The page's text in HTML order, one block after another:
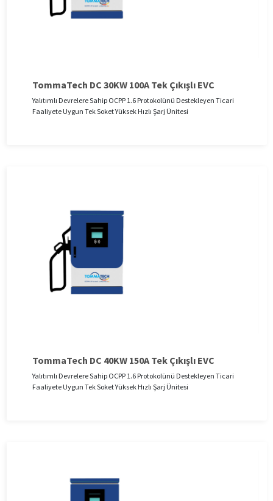
TommaTech DC 30KW 100A Tek Çıkışlı EVC
Yalıtımlı Devrelere Sahip OCPP 1.6 Protokolünü Destekleyen Ticari
Faaliyete Uygun Tek Soket Yüksek Hızlı Şarj Ünitesi
TommaTech DC 40KW 150A Tek Çıkışlı EVC
Yalıtımlı Devrelere Sahip OCPP 1.6 Protokolünü Destekleyen Ticari
Faaliyete Uygun Tek Soket Yüksek Hızlı Şarj Ünitesi